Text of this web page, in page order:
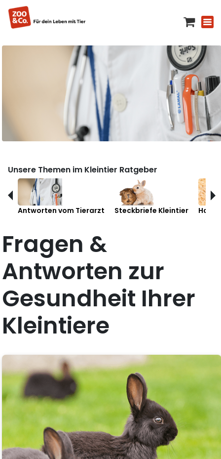
Unsere Themen im Kleintier Ratgeber
Antworten vom Tierarzt Steckbriefe Kleintier
Fragen &
Antworten zur
Gesundheit Ihrer
Kleintiere